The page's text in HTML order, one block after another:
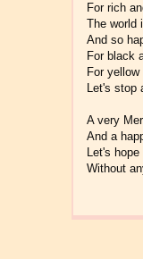
For rich
The world
And so
For black
For
Let's stop
A very
And a
Let's
Without